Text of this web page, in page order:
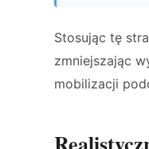
Stosując tę
zmniejszając
mobilizacji